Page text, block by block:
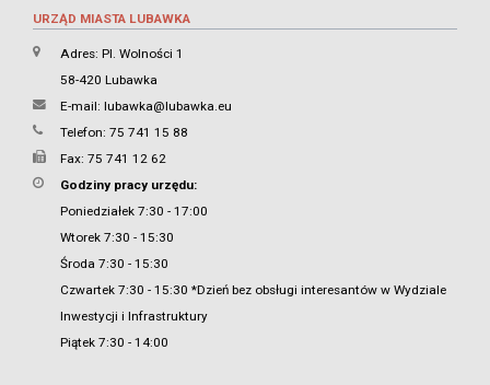
URZĄD MIASTA LUBAWKA
Adres: Pl. Wolności 1
58-420 Lubawka
E-mail: lubawka@lubawka.eu
Telefon: 75 741 15 88
Fax: 75 741 12 62
Godziny pracy urzędu:
Poniedziałek 7:30 - 17:00
Wtorek 7:30 - 15:30
Środa 7:30 - 15:30
Czwartek 7:30 - 15:30 *Dzień bez obsługi interesantów w Wydziale
Inwestycji i Infrastruktury
Piątek 7:30 - 14:00